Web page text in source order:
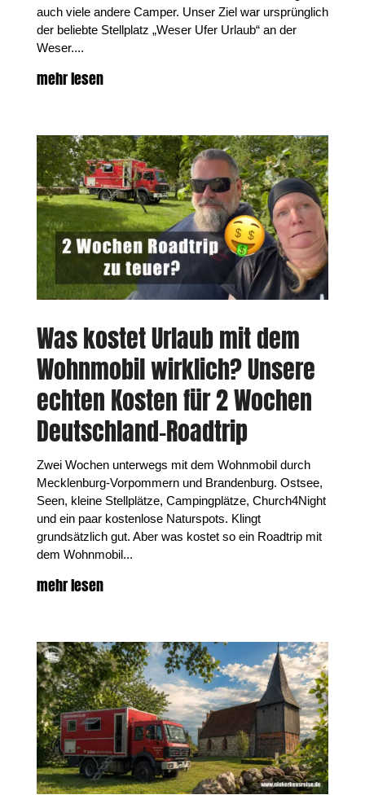
auch viele andere Camper. Unser Ziel war ursprünglich
der beliebte Stellplatz „Weser Ufer Urlaub“ an der
Weser....
mehr lesen
Was kostet Urlaub mit dem
Wohnmobil wirklich? Unsere
echten Kosten für 2 Wochen
Deutschland-Roadtrip
Zwei Wochen unterwegs mit dem Wohnmobil durch
Mecklenburg-Vorpommern und Brandenburg. Ostsee,
Seen, kleine Stellplätze, Campingplätze, Church4Night
und ein paar kostenlose Naturspots. Klingt
grundsätzlich gut. Aber was kostet so ein Roadtrip mit
dem Wohnmobil...
mehr lesen